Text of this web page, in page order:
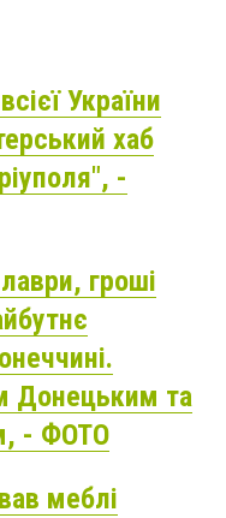
України
хаб
-
гроші
Донецьким та
- ФОТО
меблі